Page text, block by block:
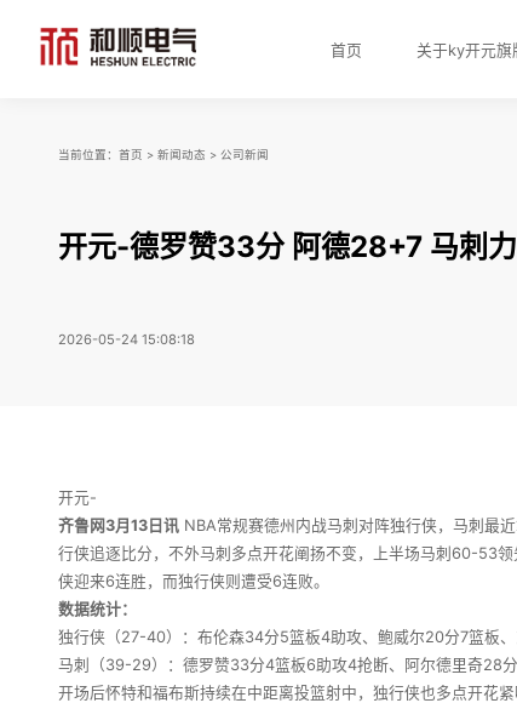
首页 关于ky开元旗
当前位置： 首页 > 新闻动态 > 公司新闻
开元-德罗赞33分 阿德28+7 马刺
2026-05-24 15:08:18
开元-
齐鲁网3月13日讯 NBA常规赛德州内战马刺对阵独行侠，马刺最
行侠追逐比分，不外马刺多点开花阐扬不变，上半场马刺60-53
侠迎来6连胜，而独行侠则遭受6连败。
数据统计：
独行侠（27-40）：布伦森34分5篮板4助攻、鲍威尔20分7篮板
马刺（39-29）：德罗赞33分4篮板6助攻4抢断、阿尔德里奇28
开场后怀特和福布斯持续在中距离投篮射中，独行侠也多点开花